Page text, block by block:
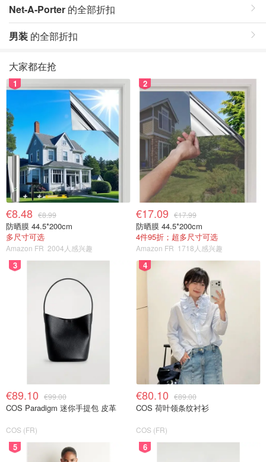
Net-A-Porter 的全部折扣
男装 的全部折扣
大家都在抢
1
€8.48 €8.99
防晒膜 44.5*200cm
多尺寸可选
Amazon FR 2004人感兴趣
2
€17.09 €17.99
防晒膜 44.5*200cm
4件95折；超多尺寸可选
Amazon FR 1718人感兴趣
3
€89.10 €99.00
COS Paradigm 迷你手提包 皮革
COS (FR)
4
€80.10 €89.00
COS 荷叶领条纹衬衫
COS (FR)
5 6